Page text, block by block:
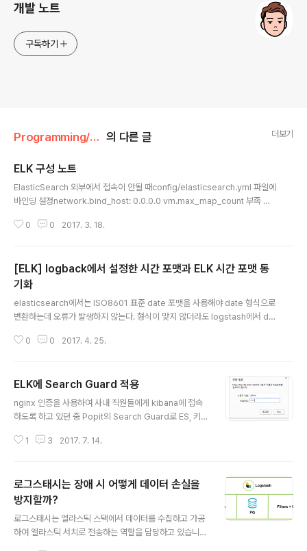
개발 노트
구독하기
Programming/검색엔진 의 다른 글 더보기
ELK 구성 노트
ElasticSearch 외부에서 접속이 안될 때config/elasticsearch.yml 파일에
바인딩 설정network.bind_host: 0.0.0.0 vm.max_map_count 부족 오
unt [65530] is too low, increase to at least [262144] 설정되어 있는
파일로 설정$ vi /etc/sysctl.conf$ sysctl -pelasticsearch 홈페이지 참
고 logstash..
0 0 2017. 3. 18.
[ELK] logback에서 설정한 시간 포맷과 ELK 시간 포맷 동
기화
elasticsearch에서는 ISO8601 표준 date 포맷을 사용해야 date 형식으로
변환하는데 오류가 발생하지 않는다. 형식이 맞지 않더라도 logstash에서 dat
로 통일했다. 또한 타임존은 기본 UTC를 사용하고 Kibana에서 타임존을 설정
g/debug.log Log/debug-%d{yyyy-MM-dd}.%i.txt 100MB 60 10G
B %d{ISO8601} %level %msg %n 가장 하단의 encoder 태그 부분에 %
d{ISO..
0 0 2017. 4. 25.
ELK에 Search Guard 적용
nginx 인증을 사용하여 사내 직원들에게 kibana에 접속
하도록 하고 있던 중 Popit의 Search Guard로 ES, 키바
중 수차례 삽질을 했었기 때문에 조금 더 상세하게 정리를
agunn:search-guard-5:5.5.0-14버전은 아래 버전표
참고tools 디렉토리로 이동$ cd /plugins/search-gu
ard-/toolsinstall_demo_configuration.sh 실행$ ./i
nstall_demo_configuration.sh실행권한이 없는 경우
1 3 2017. 7. 14.
로그스태시는 장애 시 어떻게 데이터 손실을
방지할까?
로그스태시는 엘라스틱 스택에서 데이터를 수집하고 가공
하여 엘라스틱 서치로 전송하는 역할을 담당하고 있습니